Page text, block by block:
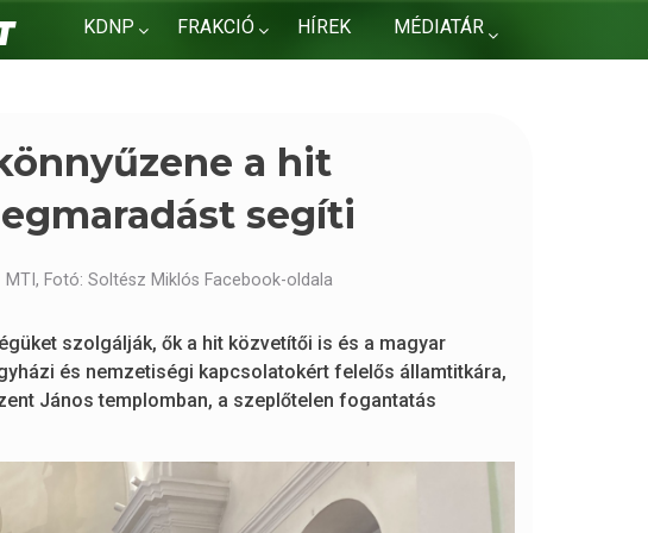
KDNP FRAKCIÓ HÍREK MÉDIATÁR
a hit
segíti
Fotó: Soltész Miklós Facebook-oldala
szolgálják, ők a hit közvetítői is és a magyar
és nemzetiségi kapcsolatokért felelős államtitkára,
János templomban, a szeplőtelen fogantatás